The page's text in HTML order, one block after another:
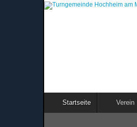
Startseite Verein